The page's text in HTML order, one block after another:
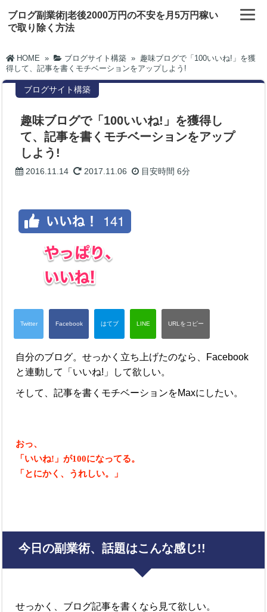
ブログ副業術|老後2000万円の不安を月5万円稼い
で取り除く方法
HOME » ブログサイト構築 » 趣味ブログで「100いいね!」を獲
得して、記事を書くモチベーションをアップしよう!
ブログサイト構築
趣味ブログで「100いいね!」を獲得し
て、記事を書くモチベーションをアップ
しよう!
2016.11.14 2017.11.06 目安時間6分
自分のブログ。せっかく立ち上げたのなら、Facebook
と連動して「いいね!」して欲しい。
そして、記事を書くモチベーションをMaxにしたい。
おっ、
「いいね!」が100になってる。
「とにかく、うれしい。」
今日の副業術、話題はこんな感じ!!
せっかく、ブログ記事を書くなら見て欲しい。